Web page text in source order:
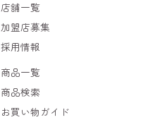
店舗一覧
加盟店募集
採用情報
商品一覧
商品検索
お買い物ガイド